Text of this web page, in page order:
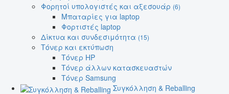
Φορητοί υπολογιστές και αξεσουάρ (6)
Μπαταρίες για laptop
Φορτιστές laptop
Δίκτυα και συνδεσιμότητα (15)
Τόνερ και εκτύπωση
Τόνερ HP
Τόνερ άλλων κατασκευαστών
Τόνερ Samsung
Συγκόλληση & Reballing